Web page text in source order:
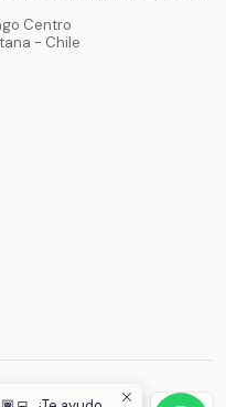
Centro
- Chile